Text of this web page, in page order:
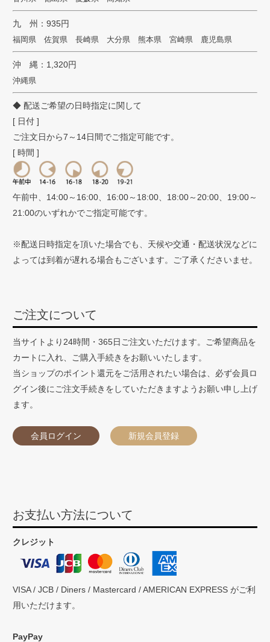
九 州：935円
福岡県 佐賀県 長崎県 大分県 熊本県 宮崎県 鹿児島県
沖 縄：1,320円
沖縄県
◆ 配送ご希望の日時指定に関して
[ 日付 ]
ご注文日から7～14日間でご指定可能です。
[ 時間 ]
午前中、14:00～16:00、16:00～18:00、18:00～20:00、19:00～
21:00のいずれかでご指定可能です。
※配送日時指定を頂いた場合でも、天候や交通・配送状況などに
よっては到着が遅れる場合もございます。ご了承くださいませ。
ご注文について
当サイトより24時間・365日ご注文いただけます。ご希望商品を
カートに入れ、ご購入手続きをお願いいたします。
当ショップのポイント還元をご活用されたい場合は、必ず会員ロ
グイン後にご注文手続きをしていただきますようお願い申し上げ
ます。
会員ログイン 新規会員登録
お支払い方法について
クレジット
VISA / JCB / Diners / Mastercard / AMERICAN EXPRESS がご利
用いただけます。
PayPay